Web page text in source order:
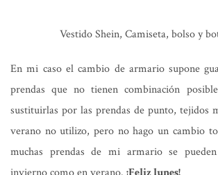
Vestido Shein, Camiseta, bolso y
En mi caso el cambio de armario supone
prendas que no tienen combinación
sustituirlas por las prendas de punto, tejidos
verano no utilizo, pero no hago un cambio
muchas prendas de mi armario se